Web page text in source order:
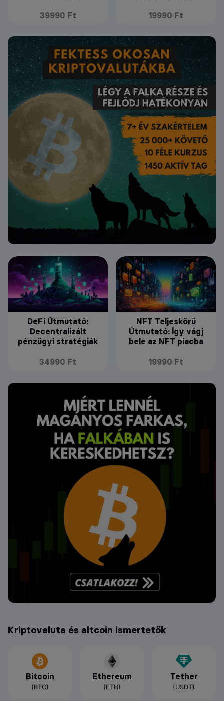
39990 Ft 19990 Ft
DeFi Útmutató:
Decentralizált
pénzügyi stratégiák
34990 Ft
NFT Teljeskörű
Útmutató: Így vágj
bele az NFT piacba
19990 Ft
Kriptovaluta és altcoin ismertetők
Bitcoin
(BTC)
Ethereum
(ETH)
Tether
(USDT)